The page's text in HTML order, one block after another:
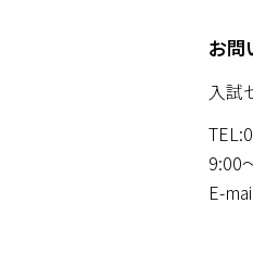
お問
入試
9:00
E-